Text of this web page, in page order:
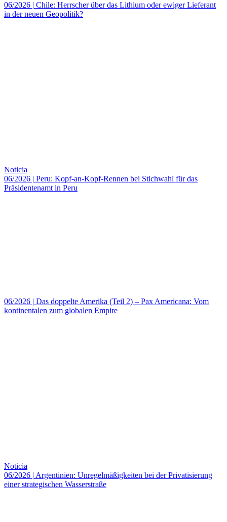
06/2026 | Chile: Herrscher über das Lithium oder ewiger Lieferant
in der neuen Geopolitik?
Noticia
06/2026 | Peru: Kopf-an-Kopf-Rennen bei Stichwahl für das
Präsidentenamt in Peru
06/2026 | Das doppelte Amerika (Teil 2) – Pax Americana: Vom
kontinentalen zum globalen Empire
Noticia
06/2026 | Argentinien: Unregelmäßigkeiten bei der Privatisierung
einer strategischen Wasserstraße